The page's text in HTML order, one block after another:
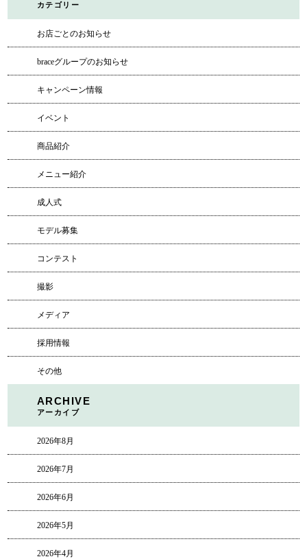
カテゴリー
お店ごとのお知らせ
braceグループのお知らせ
キャンペーン情報
イベント
商品紹介
メニュー紹介
成人式
モデル募集
コンテスト
撮影
メディア
採用情報
その他
ARCHIVE
アーカイブ
2026年8月
2026年7月
2026年6月
2026年5月
2026年4月